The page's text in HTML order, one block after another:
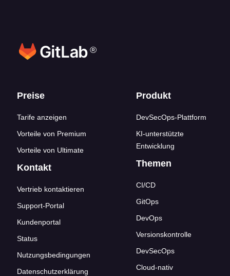
®
Footer-Links
Preise
Tarife anzeigen
Vorteile von Premium
Vorteile von Ultimate
Kontakt
Vertrieb kontaktieren
Support-Portal
Kundenportal
Status
Nutzungsbedingungen
Datenschutzerklärung
Produkt
DevSecOps-Plattform
KI-unterstützte
Entwicklung
Themen
CI/CD
GitOps
DevOps
Versionskontrolle
DevSecOps
Cloud-nativ